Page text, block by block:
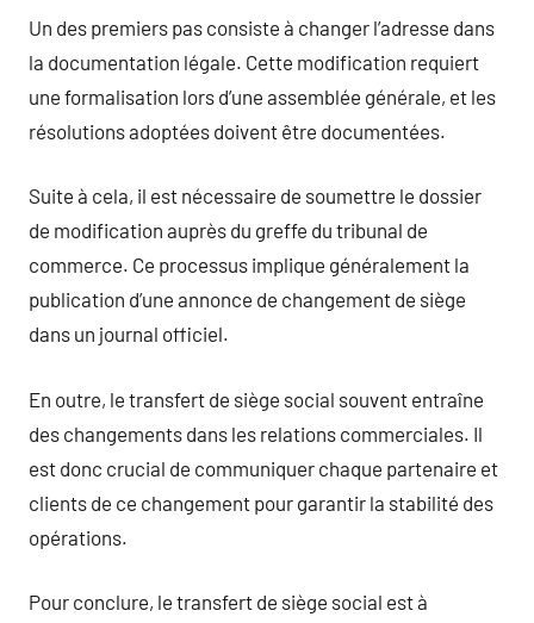
Un des premiers pas consiste à changer l’adresse dans
la documentation légale. Cette modification requiert
une formalisation lors d’une assemblée générale, et les
résolutions adoptées doivent être documentées.
Suite à cela, il est nécessaire de soumettre le dossier
de modification auprès du greffe du tribunal de
commerce. Ce processus implique généralement la
publication d’une annonce de changement de siège
dans un journal officiel.
En outre, le transfert de siège social souvent entraîne
des changements dans les relations commerciales. Il
est donc crucial de communiquer chaque partenaire et
clients de ce changement pour garantir la stabilité des
opérations.
Pour conclure, le transfert de siège social est à